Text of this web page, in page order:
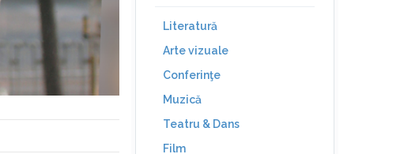
Literatură
Arte vizuale
Conferinţe
Muzică
Teatru & Dans
Film